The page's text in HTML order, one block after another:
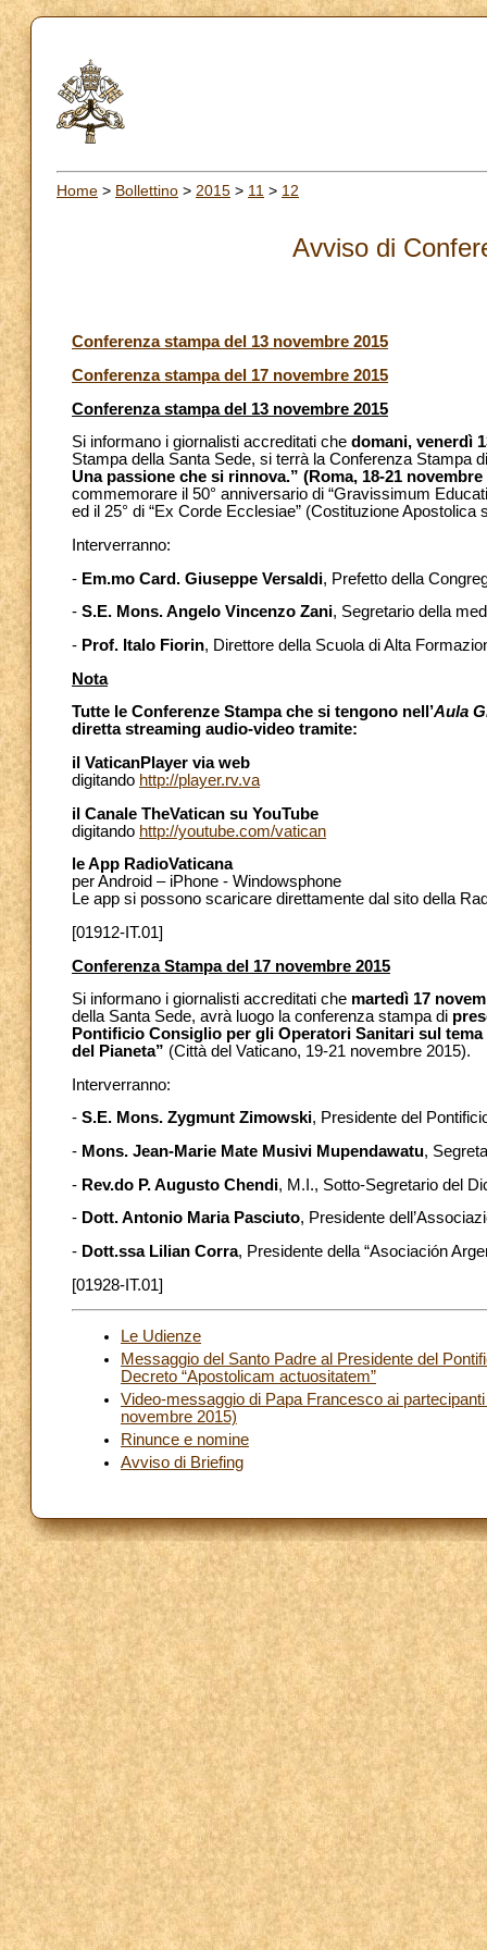
Home > Bollettino > 2015 > 11 > 12
Avviso di
Conferenza stampa del 13 novembre 2015
Conferenza stampa del 17 novembre 2015
Conferenza stampa del 13 novembre 2015
Si informano i giornalisti accreditati che domani, venerdì
Stampa della Santa Sede, si terrà la Conferenza Stampa
Una passione che si rinnova.” (Roma, 18-21 novembre
commemorare il 50° anniversario di “Gravissimum
ed il 25° di “Ex Corde Ecclesiae” (Costituzione Apostolica
Interverranno:
- Em.mo Card. Giuseppe Versaldi, Prefetto della
- S.E. Mons. Angelo Vincenzo Zani, Segretario della
- Prof. Italo Fiorin, Direttore della Scuola di Alta
Nota
Tutte le Conferenze Stampa che si tengono nell’Aula
diretta streaming audio-video tramite:
il VaticanPlayer via web
digitando http://player.rv.va
il Canale TheVatican su YouTube
digitando http://youtube.com/vatican
le App RadioVaticana
per Android – iPhone - Windowsphone
Le app si possono scaricare direttamente dal sito della
[01912-IT.01]
Conferenza Stampa del 17 novembre 2015
Si informano i giornalisti accreditati che martedì 17
della Santa Sede, avrà luogo la conferenza stampa di
Pontificio Consiglio per gli Operatori Sanitari sul
del Pianeta” (Città del Vaticano, 19-21 novembre 2015).
Interverranno:
- S.E. Mons. Zygmunt Zimowski, Presidente del
- Mons. Jean-Marie Mate Musivi Mupendawatu,
- Rev.do P. Augusto Chendi, M.I., Sotto-Segretario del
- Dott. Antonio Maria Pasciuto, Presidente
- Dott.ssa Lilian Corra, Presidente della “Asociación
[01928-IT.01]
Le Udienze
Messaggio del Santo Padre al Presidente del
Decreto “Apostolicam actuositatem”
Video-messaggio di Papa Francesco ai
novembre 2015)
Rinunce e nomine
Avviso di Briefing